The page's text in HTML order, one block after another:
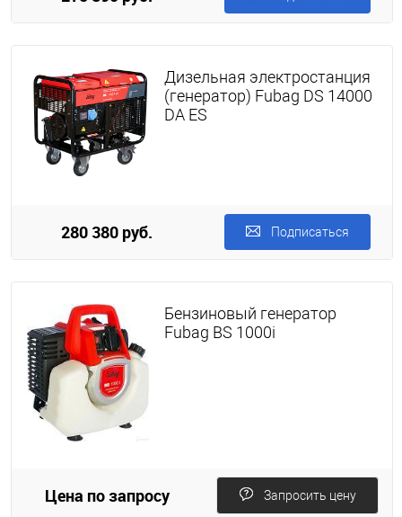
Дизельная электростанция
(генератор) Fubag DS 14000
DA ES
280 380 руб. Подписаться
Бензиновый генератор
Fubag BS 1000i
Цена по запросу Запросить цену